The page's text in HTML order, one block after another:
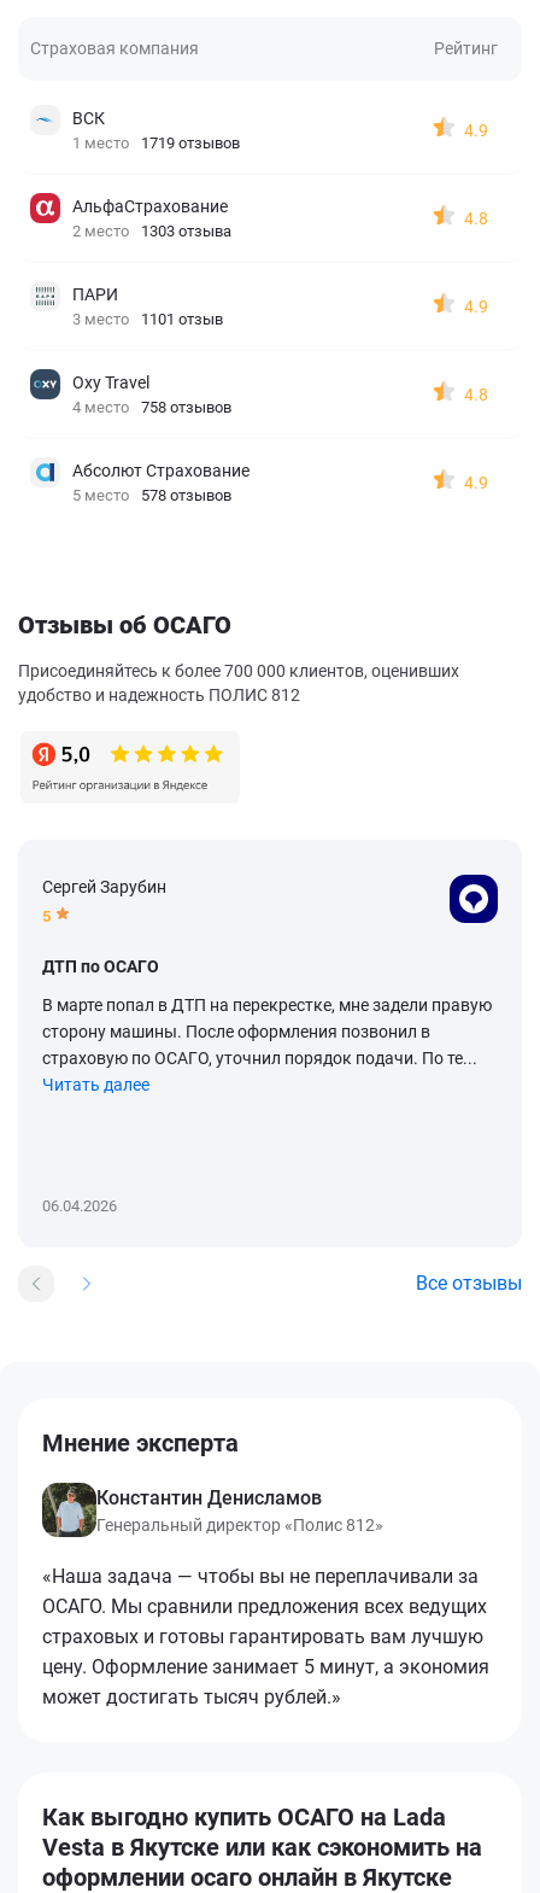
Страховая компания Рейтинг
ВСК
1 место 1719 отзывов
4.9
АльфаСтрахование
2 место 1303 отзыва
4.8
ПАРИ
3 место 1101 отзыв
4.9
Oxy Travel
4 место 758 отзывов
4.8
Абсолют Страхование
5 место 578 отзывов
4.9
Отзывы об ОСАГО
Присоединяйтесь к более 700 000 клиентов, оценивших
удобство и надежность ПОЛИС 812
Сергей Зарубин
5
ДТП по ОСАГО
В марте попал в ДТП на перекрестке, мне задели правую
сторону машины. После оформления позвонил в
страховую по ОСАГО, уточнил порядок подачи. По те...
Читать далее
06.04.2026
Все отзывы
Мнение эксперта
Константин Денисламов
Генеральный директор «Полис 812»
«Наша задача — чтобы вы не переплачивали за
ОСАГО. Мы сравнили предложения всех ведущих
страховых и готовы гарантировать вам лучшую
цену. Оформление занимает 5 минут, а экономия
может достигать тысяч рублей.»
Как выгодно купить ОСАГО на Lada
Vesta в Якутске или как сэкономить на
оформлении осаго онлайн в Якутске